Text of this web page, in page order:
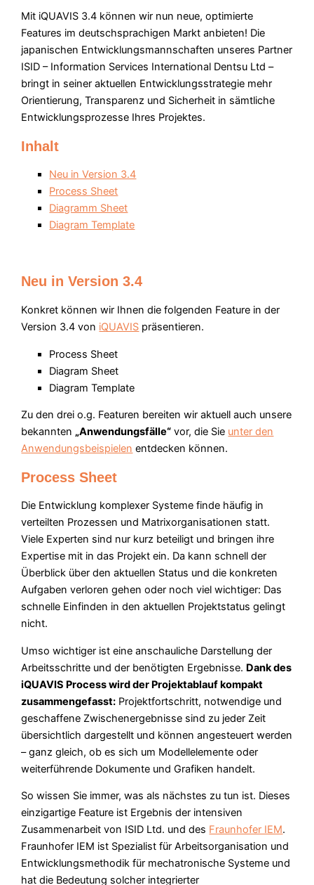
Mit iQUAVIS 3.4 können wir nun neue, optimierte
Features im deutschsprachigen Markt anbieten! Die
japanischen Entwicklungsmannschaften unseres Partner
ISID – Information Services International Dentsu Ltd –
bringt in seiner aktuellen Entwicklungsstrategie mehr
Orientierung, Transparenz und Sicherheit in sämtliche
Entwicklungsprozesse Ihres Projektes.
Inhalt
Neu in Version 3.4
Process Sheet
Diagramm Sheet
Diagram Template
Neu in Version 3.4
Konkret können wir Ihnen die folgenden Feature in der
Version 3.4 von iQUAVIS präsentieren.
Process Sheet
Diagram Sheet
Diagram Template
Zu den drei o.g. Featuren bereiten wir aktuell auch unsere
bekannten „Anwendungsfälle“ vor, die Sie unter den
Anwendungsbeispielen entdecken können.
Process Sheet
Die Entwicklung komplexer Systeme finde häufig in
verteilten Prozessen und Matrixorganisationen statt.
Viele Experten sind nur kurz beteiligt und bringen ihre
Expertise mit in das Projekt ein. Da kann schnell der
Überblick über den aktuellen Status und die konkreten
Aufgaben verloren gehen oder noch viel wichtiger: Das
schnelle Einfinden in den aktuellen Projektstatus gelingt
nicht.
Umso wichtiger ist eine anschauliche Darstellung der
Arbeitsschritte und der benötigten Ergebnisse. Dank des
iQUAVIS Process wird der Projektablauf kompakt
zusammengefasst: Projektfortschritt, notwendige und
geschaffene Zwischenergebnisse sind zu jeder Zeit
übersichtlich dargestellt und können angesteuert werden
– ganz gleich, ob es sich um Modellelemente oder
weiterführende Dokumente und Grafiken handelt.
So wissen Sie immer, was als nächstes zu tun ist. Dieses
einzigartige Feature ist Ergebnis der intensiven
Zusammenarbeit von ISID Ltd. und des Fraunhofer IEM.
Fraunhofer IEM ist Spezialist für Arbeitsorganisation und
Entwicklungsmethodik für mechatronische Systeme und
hat die Bedeutung solcher integrierter